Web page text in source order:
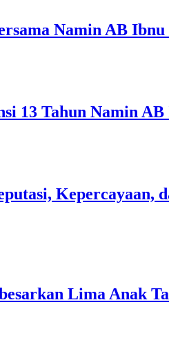
Namin AB Ibnu
13 Tahun Namin
Kepercayaan,
Lima Anak